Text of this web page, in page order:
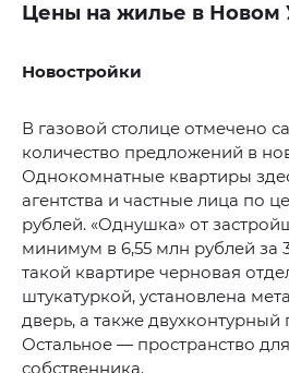
Цены на жилье в Новом
Новостройки
В газовой столице отмечено
количество предложений в
Однокомнатные квартиры
агентства и частные лица по
рублей. «Однушка» от
минимум в 6,55 млн рублей за
такой квартире черновая
штукатуркой, установлена
дверь, а также двухконтурный
Остальное — пространство
собственника.